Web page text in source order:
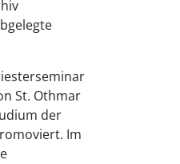
St. Othmar
der
Im